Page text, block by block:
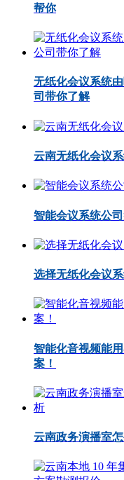
帮你
无纸化会议系统
司带你了解
云南无纸化会议
智能会议系统公
选择无纸化会议
智能化音视频能
案！
云南政务演播室